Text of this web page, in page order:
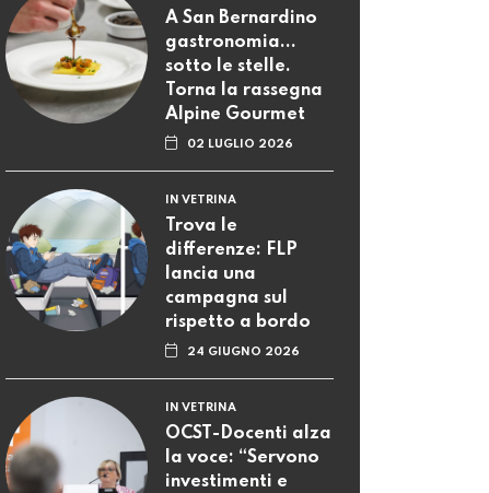
A San Bernardino
gastronomia...
sotto le stelle.
Torna la rassegna
Alpine Gourmet
02 LUGLIO 2026
IN VETRINA
Trova le
differenze: FLP
lancia una
campagna sul
rispetto a bordo
24 GIUGNO 2026
IN VETRINA
OCST-Docenti alza
la voce: “Servono
investimenti e